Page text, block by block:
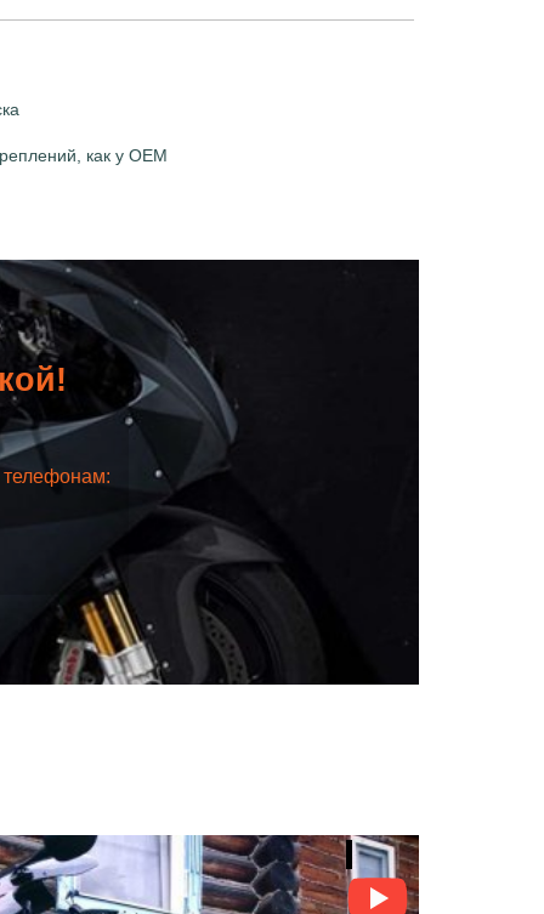
как у OEM
телефонам: